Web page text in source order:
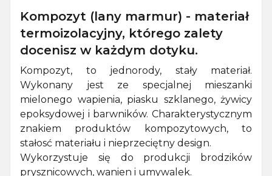
Kompozyt (lany marmur) - materiał
termoizolacyjny, którego zalety
docenisz w każdym dotyku.
Kompozyt, to jednorody, stały materiał.
Wykonany jest ze specjalnej mieszanki
mielonego wapienia, piasku szklanego, żywicy
epoksydowej i barwników. Charakterystycznym
znakiem produktów kompozytowych, to
stałosć materiału i nieprzeciętny design.
Wykorzystuje się do produkcji brodzików
prysznicowych, wanien i umywalek.